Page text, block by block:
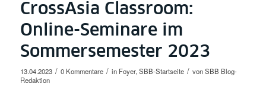
CrossAsia Classroom:
Online-Seminare im
Sommersemester 2023
13.04.2023 / 0 Kommentare / in Foyer, SBB-Startseite / vonSBB Blog-
Redaktion